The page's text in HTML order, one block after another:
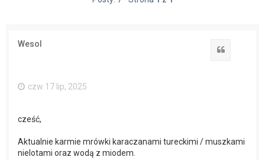
Wesol
czw 17 lip, 2025
cześć,
Aktualnie karmie mrówki karaczanami tureckimi / muszkami
nielotami oraz wodą z miodem.